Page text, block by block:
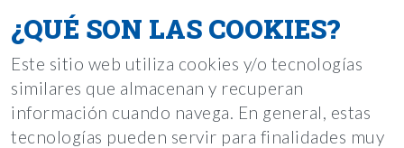
¿QUÉ SON LAS COOKIES?
Este sitio web utiliza cookies y/o tecnologías
similares que almacenan y recuperan
información cuando navega. En general, estas
tecnologías pueden servir para finalidades muy